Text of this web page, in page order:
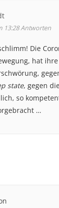
13:28Antworten
Die
hat
state, gegen
so
…